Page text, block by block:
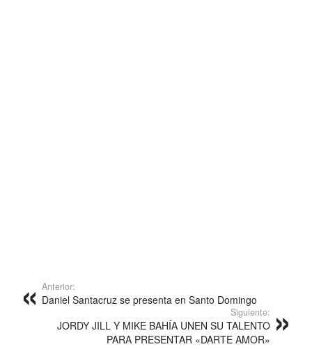
Anterior:
Daniel Santacruz se presenta en Santo Domingo
Siguiente:
JORDY JILL Y MIKE BAHÍA UNEN SU TALENTO
PARA PRESENTAR «DARTE AMOR»